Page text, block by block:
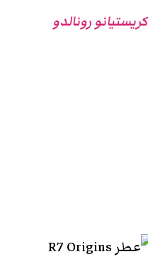
كريستيانو رونالدو